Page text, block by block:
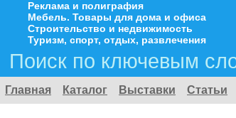
Реклама и полиграфия
Мебель. Товары для дома и офиса
Строительство и недвижимость
Туризм, спорт, отдых, развлечения
Поиск по ключевым
Главная Каталог Выставки Статьи